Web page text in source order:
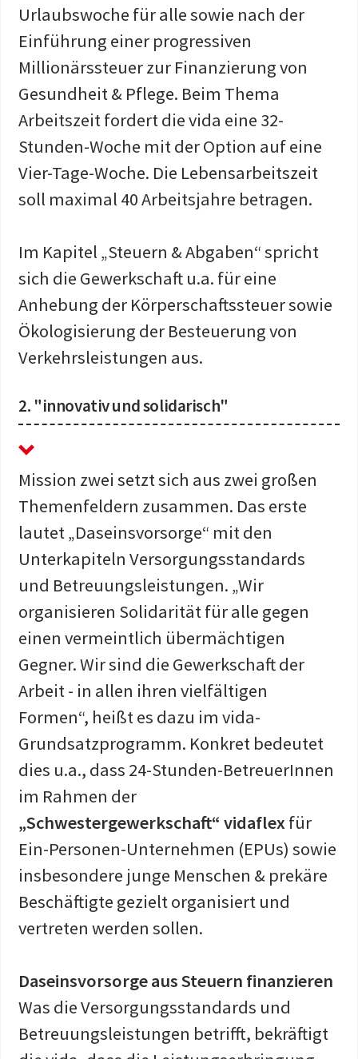
Urlaubswoche für alle sowie nach der
Einführung einer progressiven
Millionärssteuer zur Finanzierung von
Gesundheit & Pflege. Beim Thema
Arbeitszeit fordert die vida eine 32-
Stunden-Woche mit der Option auf eine
Vier-Tage-Woche. Die Lebensarbeitszeit
soll maximal 40 Arbeitsjahre betragen.
Im Kapitel „Steuern & Abgaben“ spricht
sich die Gewerkschaft u.a. für eine
Anhebung der Körperschaftssteuer sowie
Ökologisierung der Besteuerung von
Verkehrsleistungen aus.
2. "innovativ und solidarisch"
Mission zwei setzt sich aus zwei großen
Themenfeldern zusammen. Das erste
lautet „Daseinsvorsorge“ mit den
Unterkapiteln Versorgungsstandards
und Betreuungsleistungen. „Wir
organisieren Solidarität für alle gegen
einen vermeintlich übermächtigen
Gegner. Wir sind die Gewerkschaft der
Arbeit - in allen ihren vielfältigen
Formen“, heißt es dazu im vida-
Grundsatzprogramm. Konkret bedeutet
dies u.a., dass 24-Stunden-BetreuerInnen
im Rahmen der
„Schwestergewerkschaft“ vidaflexfür
Ein-Personen-Unternehmen (EPUs) sowie
insbesondere junge Menschen & prekäre
Beschäftigte gezielt organisiert und
vertreten werden sollen.
Daseinsvorsorge aus Steuern finanzieren
Was die Versorgungsstandards und
Betreuungsleistungen betrifft, bekräftigt